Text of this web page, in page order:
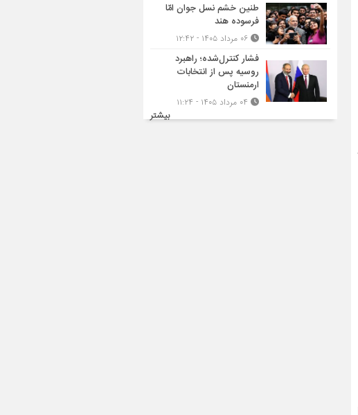
طنین خشم نسل جوان امّا
فرسوده هند
فشار کنترل‌شده؛ راهبرد
روسیه پس از انتخابات
ارمنستان
بیشتر